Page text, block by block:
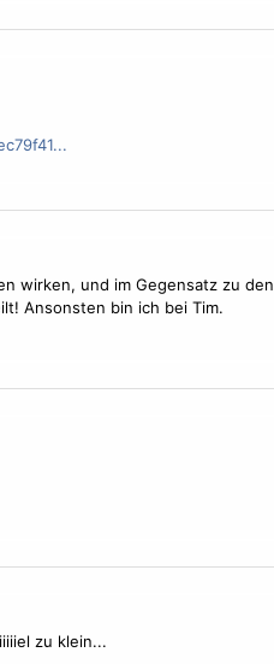
wirken, und im Gegensatz zu den
Ansonsten bin ich bei Tim.
zu klein...